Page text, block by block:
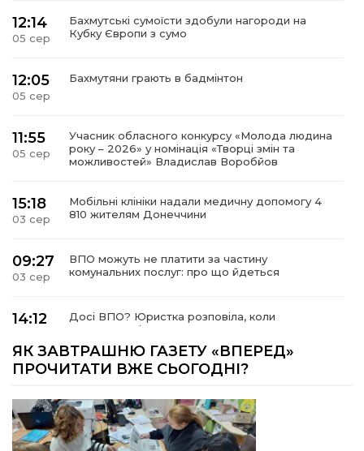
12:14
05 сер
Бахмутські сумоїсти здобули нагороди на
Кубку Європи з сумо
12:05
05 сер
Бахмутяни грають в бадмінтон
11:55
05 сер
Учасник обласного конкурсу «Молода людина
року – 2026» у номінація «Творці змін та
можливостей» Владислав Воробйов
15:18
03 сер
Мобільні клініки надали медичну допомогу 4
810 жителям Донеччини
09:27
03 сер
ВПО можуть не платити за частину
комунальних послуг: про що йдеться
14:12
Досі ВПО? Юристка розповіла, коли
переселенці втрачають виплати та статус
01 сер
Аліна Кулик
Літо в Жовтих Водах
ЯК ЗАВТРАШНЮ ГАЗЕТУ «ВПЕРЕД»
ПРОЧИТАТИ ВЖЕ СЬОГОДНІ?